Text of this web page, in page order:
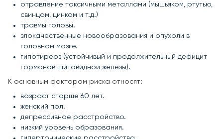
отравление токсичными металлами (мышьяком, ртутью,
свинцом, цинком и т.д.)
травмы головы.
злокачественные новообразования и опухоли в
головном мозге.
гипотиреоз (устойчивый и продолжительный дефицит
гормонов щитовидной железы).
К основным факторам риска относят:
возраст старше 60 лет.
женский пол.
депрессивное расстройство.
низкий уровень образования.